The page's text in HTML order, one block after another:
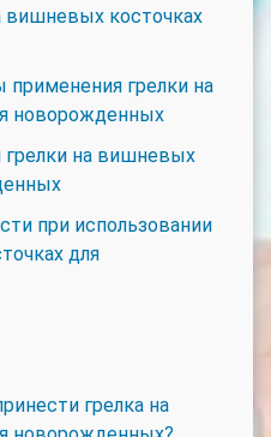
вишневых косточках
грелки на
новорожденных
грелки на вишневых
при использовании
для
грелка на